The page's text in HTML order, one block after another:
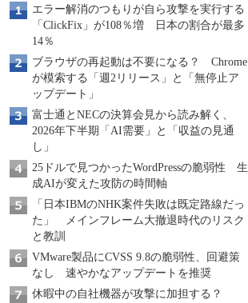
エラー解消のつもりが自ら攻撃を実行する
「ClickFix」が108％増 日本の割合が最多
14％
ブラウザの再起動は不要になる？ Chrome
が模索する「週2リリース」と「無停止ア
ップデート」
富士通とNECの決算会見から読み解く、
2026年下半期「AI需要」と「収益の見通
し」
25ドルで見つかったWordPressの脆弱性 生
成AIが変えた攻防の時間軸
「日本IBMのNHK案件失敗は既定路線だっ
た」 メインフレーム大撤退時代のリスク
と教訓
VMware製品にCVSS 9.8の脆弱性、回避策
なし 速やかなアップデートを推奨
休暇中の自社機器が攻撃に加担する？